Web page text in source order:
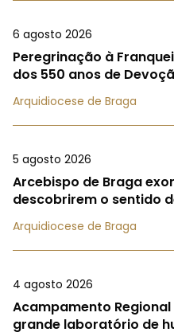
6 agosto 2026
Peregrinação à
dos 550 anos de
Arquidiocese de Braga
5 agosto 2026
Arcebispo de Braga
descobrirem o sentido
Arquidiocese de Braga
4 agosto 2026
Acampamento Regional
grande laboratório de